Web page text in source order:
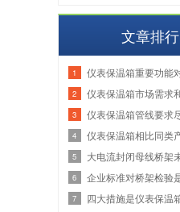
文章排行
1
2
3
4
5
6
7